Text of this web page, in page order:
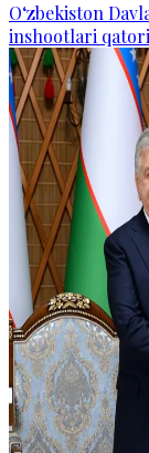
O‘zbekiston
inshootlari